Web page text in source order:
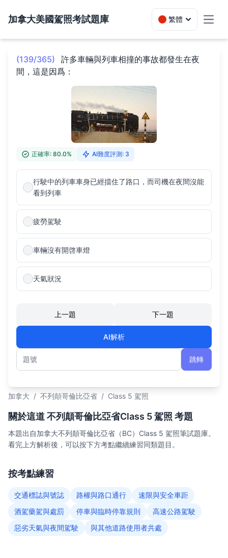
加拿大美國駕照考試題庫 繁體
(139/365)
許多車輛與列車相撞的事故都發生在夜
間，這是因爲：
正確率: 80.0% AI難度評測: 3
行駛中的列車車身已經擋住了路口，而司機在夜間沒能
看到列車
疲勞駕駛
車輛沒有開啓車燈
天氣狀況
上一題 下一題
AI解析
題號
跳轉
加拿大 / 不列顛哥倫比亞省 / Class 5 駕照
關於這道 不列顛哥倫比亞省Class 5 駕照 考題
本題出自加拿大不列顛哥倫比亞省（BC）Class 5 駕照筆試題庫。
看完上方解析後，可以按下方考點繼續練習同類題目。
按考點練習
交通標誌與號誌 路權與路口通行
速限與安全車距
酒駕藥駕與處罰
停車與臨時停靠規則
高速公路駕駛
惡劣天氣與夜間駕駛
與其他道路使用者共處